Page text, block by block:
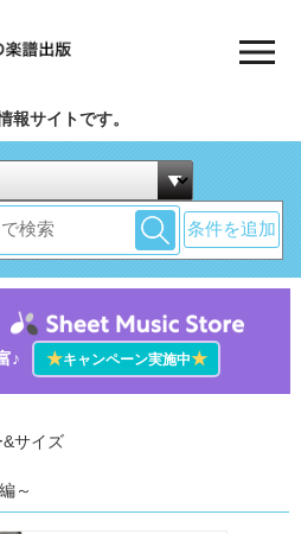
報サイトです。
条件を追加
♪
★キャンペーン実施中★
サイズ
～